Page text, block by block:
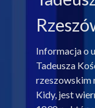
Informacja o
Tadeusza
rzeszowskim
Kidy, jest